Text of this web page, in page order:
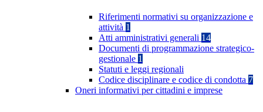
Riferimenti normativi su organizzazione e
attività 1
Atti amministrativi generali 14
Documenti di programmazione strategico-
gestionale 1
Statuti e leggi regionali
Codice disciplinare e codice di condotta 7
Oneri informativi per cittadini e imprese